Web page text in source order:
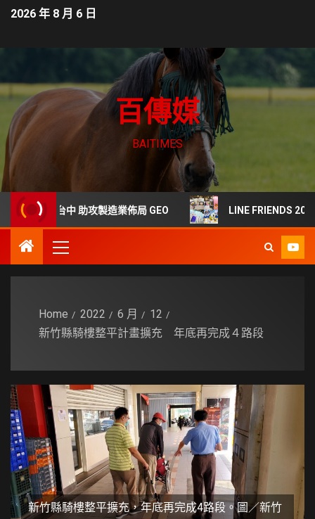
2026 年 8 月 6 日
百傳媒
BAITIMES
旗台中 助攻製造業佈局 GEO LINE FRIENDS 2026台灣
Home 2022 6 月
12
新竹縣騎樓整平計畫擴充 年底再完成４路段
新竹縣騎樓整平擴充，年底再完成4路段。圖／新竹